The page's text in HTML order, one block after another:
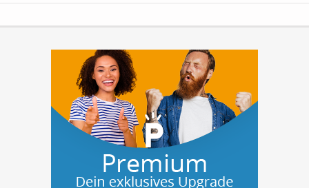
hervorragende Gelegenheit für